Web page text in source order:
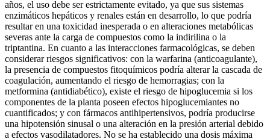
años, el uso debe ser estrictamente evitado, ya que sus sistemas
enzimáticos hepáticos y renales están en desarrollo, lo que podría
resultar en una toxicidad inesperada o en alteraciones metabólicas
severas ante la carga de compuestos como la indirilina o la
triptantina. En cuanto a las interacciones farmacológicas, se deben
considerar riesgos significativos: con la warfarina (anticoagulante),
la presencia de compuestos fitoquímicos podría alterar la cascada de
coagulación, aumentando el riesgo de hemorragias; con la
metformina (antidiabético), existe el riesgo de hipoglucemia si los
componentes de la planta poseen efectos hipoglucemiantes no
cuantificados; y con fármacos antihipertensivos, podría producirse
una hipotensión sinusal o una alteración en la presión arterial debido
a efectos vasodilatadores. No se ha establecido una dosis máxima